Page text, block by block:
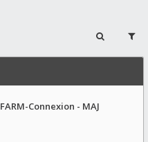
Connexion - MAJ